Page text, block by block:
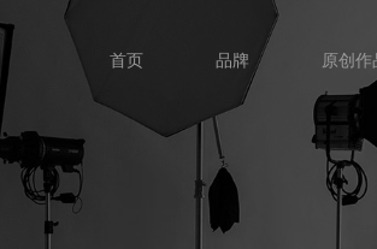
首页 品牌 原创作
首页 品牌 原创作